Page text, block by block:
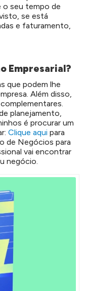
o seu tempo de
se está
e faturamento,
Empresarial?
que podem lhe
Além disso,
planejamento,
é procurar um
Clique aqui para
de Negócios para
vai encontrar
negócio.